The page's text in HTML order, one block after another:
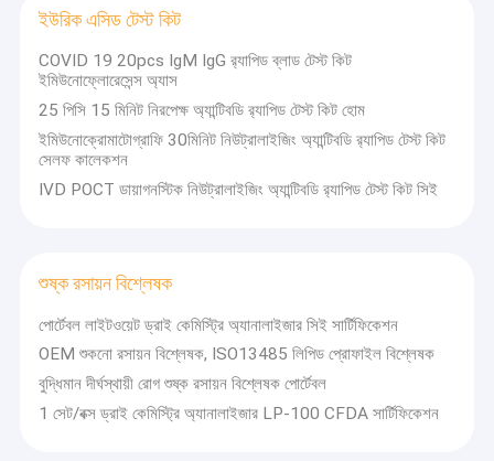
ইউরিক এসিড টেস্ট কিট
COVID 19 20pcs IgM IgG র‍্যাপিড ব্লাড টেস্ট কিট
ইমিউনোফ্লোরেসেন্স অ্যাস
25 পিসি 15 মিনিট নিরপেক্ষ অ্যান্টিবডি র‍্যাপিড টেস্ট কিট হোম
ইমিউনোক্রোমাটোগ্রাফি 30মিনিট নিউট্রালাইজিং অ্যান্টিবডি র‍্যাপিড টেস্ট কিট
সেলফ কালেকশন
IVD POCT ডায়াগনস্টিক নিউট্রালাইজিং অ্যান্টিবডি র‌্যাপিড টেস্ট কিট সিই
শুষ্ক রসায়ন বিশ্লেষক
পোর্টেবল লাইটওয়েট ড্রাই কেমিস্ট্রি অ্যানালাইজার সিই সার্টিফিকেশন
OEM শুকনো রসায়ন বিশ্লেষক, ISO13485 লিপিড প্রোফাইল বিশ্লেষক
বুদ্ধিমান দীর্ঘস্থায়ী রোগ শুষ্ক রসায়ন বিশ্লেষক পোর্টেবল
1 সেট/বক্স ড্রাই কেমিস্ট্রি অ্যানালাইজার LP-100 CFDA সার্টিফিকেশন